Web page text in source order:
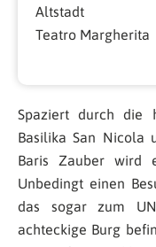
Altstadt
Teatro Margherita
Spaziert durch die
Basilika San Nicola
Baris Zauber wird
Unbedingt einen
das sogar zum
achteckige Burg